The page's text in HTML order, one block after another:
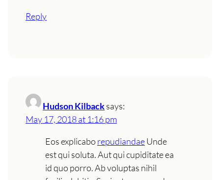
Reply
Hudson Kilbacksays:
May 17, 2018 at 1:16 pm
Eos explicabo repudiandaeUnde
est qui soluta. Aut qui cupiditate ea
id quo porro. Ab voluptas nihil